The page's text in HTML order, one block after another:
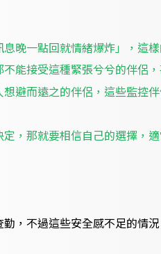
晚一點回就情緒爆炸」，這
能接受這種緊張兮兮的伴侶
避而遠之的伴侶，這些監控
，那就要相信自己的選擇，
，不過這些安全感不足的情